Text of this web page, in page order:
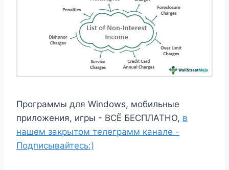
Программы для Windows, мобильные
приложения, игры - ВСЁ БЕСПЛАТНО, в
нашем закрытом телеграмм канале -
Подписывайтесь:)